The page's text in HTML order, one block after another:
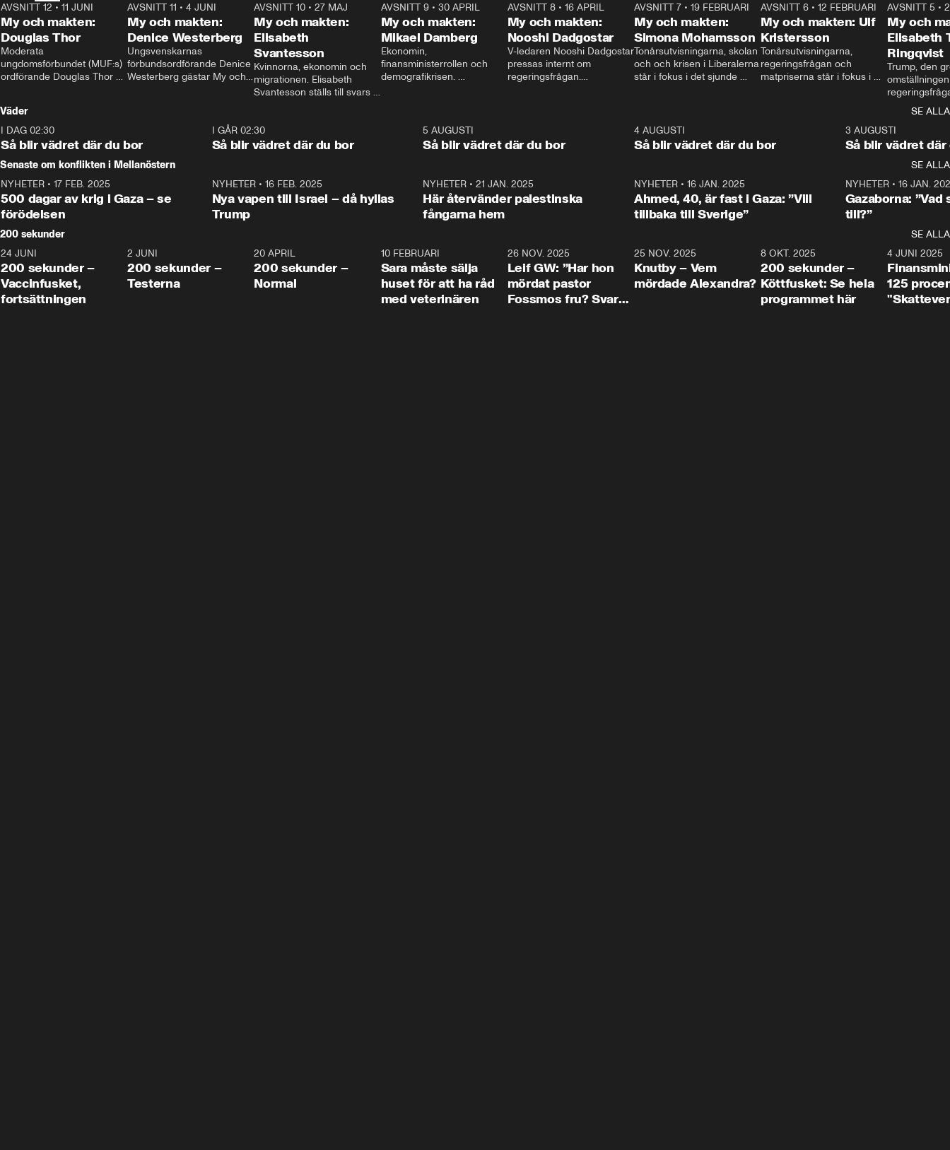
26:27
AVSNITT 12 • 11 JUNI
My och makten:
Douglas Thor
Moderata
ungdomsförbundet (MUF:s)
ordförande Douglas Thor
tonårsutvisningarna och hur
Moderaterna ska locka
väljare till valet i höst.
23:40
AVSNITT 11 •4 JUNI
My och makten:
Denice Westerberg
Ungsvenskarnas
förbundsordförande Denice
Westerberg gästar My och
AVSNITT 10 •27 MAJ
My och makten:
Elisabeth
Svantesson
Kvinnorna, ekonomin och
migrationen. Elisabeth
Svantesson ställs till svars
AVSNITT 9• 30 APRIL
My och makten:
Mikael Damberg
Ekonomin,
finansministerrollen och
demografikrisen.
och Makten.
AVSNITT 8• 16 APRIL
My och makten:
Nooshi Dadgostar
V-ledaren Nooshi Dadgostar
pressas internt om
regeringsfrågan.
– Vi ställer upp i val. Ska vi
vara med så sitter vi förstås
24:30
AVSNITT 7• 19 FEBRUARI
My och makten:
Simona Mohamsson
Tonårsutvisningarna, skolan
och och krisen i Liberalerna
står i fokus i det sjunde
kommentator My
Rohwedder ställer
utbildnings- och
Mohamsson till svars.
27:30
AVSNITT 6 •12 FEBRUARI
My och makten: Ulf
Kristersson
Tonårsutvisningarna,
regeringsfrågan och
matpriserna står i fokus i
Rohwedder ställer
statsminister Ulf Kristersson
AVSNITT 5 •
My och
Elisabeth
Ringqvist
Trump, den
centrum i
avsnittet av
Makten”. Se
Aftonbladets
Rohwedder
Thand Ring
Väder
SE ALLA
I DAG 02:30
Så blir vädret där du bor
1:06
I GÅR 02:30
Så blir vädret där du bor
5 AUGUSTI
Så blir vädret där du bor
4 AUGUSTI
Så blir vädret där du bor
3 AUGUSTI
Så blir vädret där
Senaste om konflikten i Mellanöstern
SE ALLA
NYHETER • 17 FEB. 2025
500 dagar av krig i Gaza – se
förödelsen
NYHETER• 16 FEB. 2025
Nya vapen till Israel – då hyllas
Trump
NYHETER •21 JAN. 2025
Här återvänder palestinska
fångarna hem
NYHETER• 16 JAN. 2025
Ahmed, 40, är fast i Gaza: ”Vill
tillbaka till Sverige”
NYHETER• 16 JAN.
Gazaborna:
till?”
200 sekunder
SE ALLA
5:00
24 JUNI
200 sekunder –
Vaccinfusket,
fortsättningen
4:23
2 JUNI
200 sekunder –
Testerna
20 APRIL
200 sekunder –
Normal
10 FEBRUARI
Sara måste sälja
huset för att ha råd
med veterinären
26 NOV. 2025
Leif GW: ”Har hon
mördat pastor
Fossmos fru? Svar
31:05
25 NOV. 2025
Knutby – Vem
mördade Alexandra?
4:29
8 OKT. 2025
200 sekunder –
Köttfusket: Se hela
programmet här
4 JUNI 2025
125